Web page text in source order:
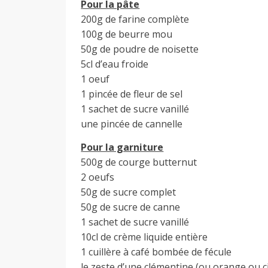
Pour la pâte
200g de farine complète
100g de beurre mou
50g de poudre de noisette
5cl d’eau froide
1 oeuf
1 pincée de fleur de sel
1 sachet de sucre vanillé
une pincée de cannelle
Pour la garniture
500g de courge butternut
2 oeufs
50g de sucre complet
50g de sucre de canne
1 sachet de sucre vanillé
10cl de crème liquide entière
1 cuillère à café bombée de fécule